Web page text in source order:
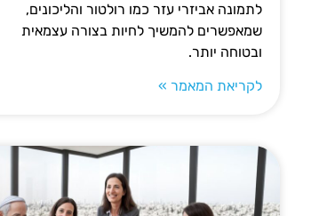
לתמונה אביזרי עזר כמו רולטור והליכונים,
שמאפשרים להמשיך לחיות בצורה עצמאית
ובטוחה יותר.
לקריאת המאמר »